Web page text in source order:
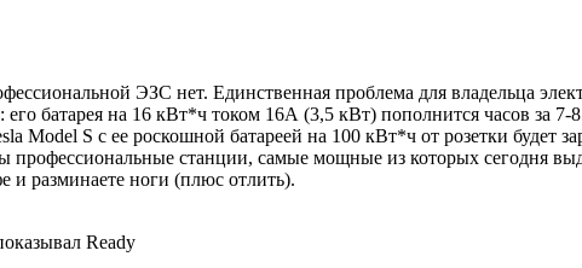
ЭЗС нет. Единственная проблема для владельца
его батарея на 16 кВт*ч током 16А (3,5 кВт) пополнится часов за
Model S с ее роскошной батареей на 100 кВт*ч от розетки будет
станции, самые мощные из которых сегодня
и разминаете ноги (плюс отлить).
Ready